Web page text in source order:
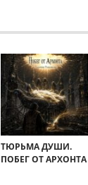
ТЮРЬМА ДУШИ.
ПОБЕГ ОТ АРХОНТА